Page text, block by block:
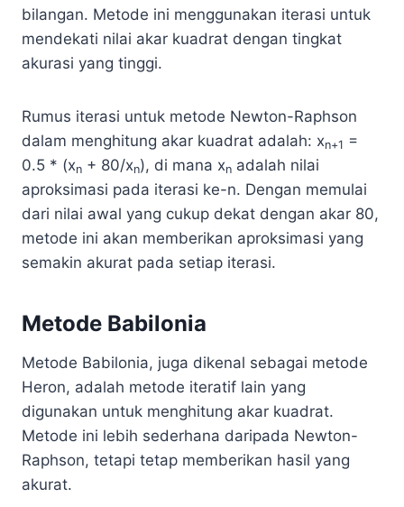
bilangan. Metode ini menggunakan iterasi untuk
mendekati nilai akar kuadrat dengan tingkat
akurasi yang tinggi.
Rumus iterasi untuk metode Newton-Raphson
dalam menghitung akar kuadrat adalah: xn+1 =
0.5 * (xn + 80/xn), di mana xn adalah nilai
aproksimasi pada iterasi ke-n. Dengan memulai
dari nilai awal yang cukup dekat dengan akar 80,
metode ini akan memberikan aproksimasi yang
semakin akurat pada setiap iterasi.
Metode Babilonia
Metode Babilonia, juga dikenal sebagai metode
Heron, adalah metode iteratif lain yang
digunakan untuk menghitung akar kuadrat.
Metode ini lebih sederhana daripada Newton-
Raphson, tetapi tetap memberikan hasil yang
akurat.